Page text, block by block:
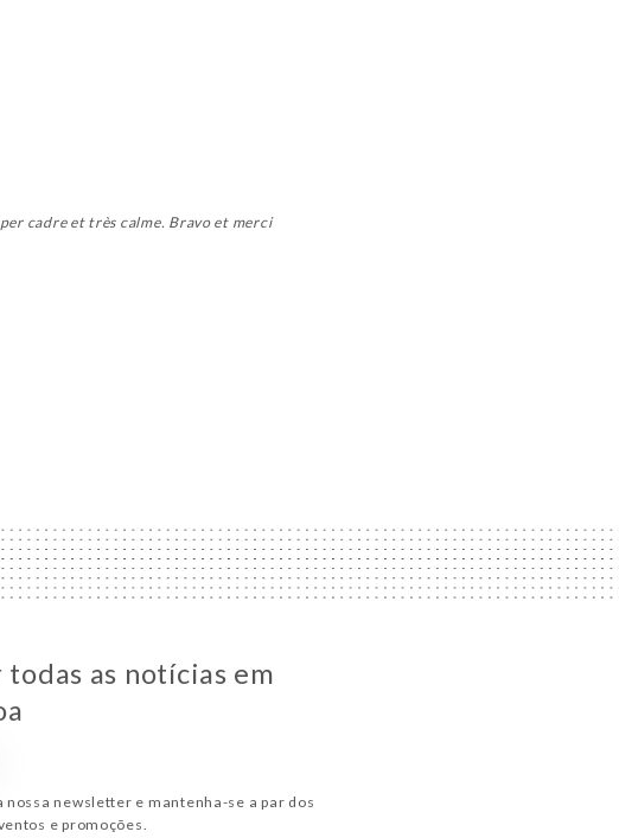
cadre et très calme. Bravo et merci
todas as notícias em
nossa newsletter e mantenha-se a par dos
e promoções.